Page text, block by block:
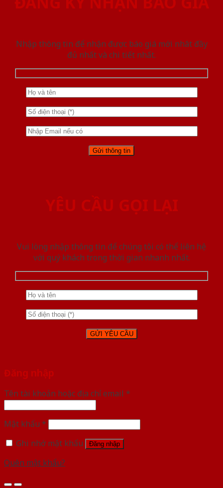
Nhập thông tin để nhận được báo giá mới nhât đầy
đủ nhất và chi tiết nhất.
YÊU CẦU GỌI LẠI
Vui lòng nhập thông tin để chúng tôi có thể liên hệ
với quý khách trong thời gian nhanh nhất.
Đăng nhập
Tên tài khoản hoặc địa chỉ email *
Mật khẩu *
Ghi nhớ mật khẩu
Đăng nhập
Quên mật khẩu?